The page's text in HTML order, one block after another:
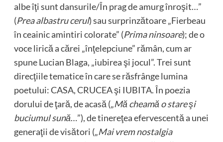
albe îţi sunt dansurile/În prag de amurg înroşit…”
(Prea albastru cerul) sau surprinzătoare „Fierbeau
în ceainic amintiri colorate” (Prima ninsoare); de o
voce lirică a cărei „înţelepciune” rămân, cum ar
spune Lucian Blaga, „iubirea şi jocul”. Trei sunt
direcţiile tematice în care se răsfrânge lumina
poetului: CASA, CRUCEA şi IUBITA. În poezia
dorului de ţară, de acasă („Mă cheamă o stare şi
buciumul sună…”), de tinereţea efervescentă a unei
generaţii de visători („Mai vrem nostalgia